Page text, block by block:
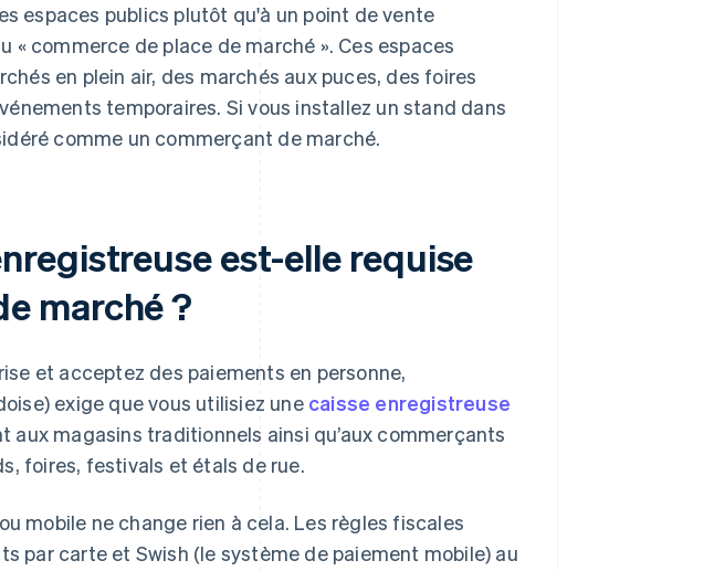
espaces publics plutôt qu'à un point de vente
commerce de place de marché ». Ces espaces
en plein air, des marchés aux puces, des foires
temporaires. Si vous installez un stand dans
comme un commerçant de marché.
est-elle requise
marché ?
et acceptez des paiements en personne,
exige que vous utilisiez une caisse enregistreuse
aux magasins traditionnels ainsi qu’aux commerçants
foires, festivals et étals de rue.
mobile ne change rien à cela. Les règles fiscales
par carte et Swish (le système de paiement mobile) au